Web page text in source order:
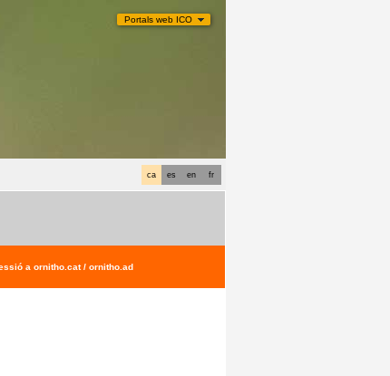
Portals web ICO
fr
en
es
ca
a ornitho.cat / ornitho.ad